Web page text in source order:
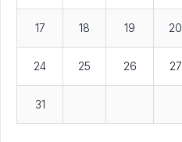
17 18 19 20
24 25 26 27
31